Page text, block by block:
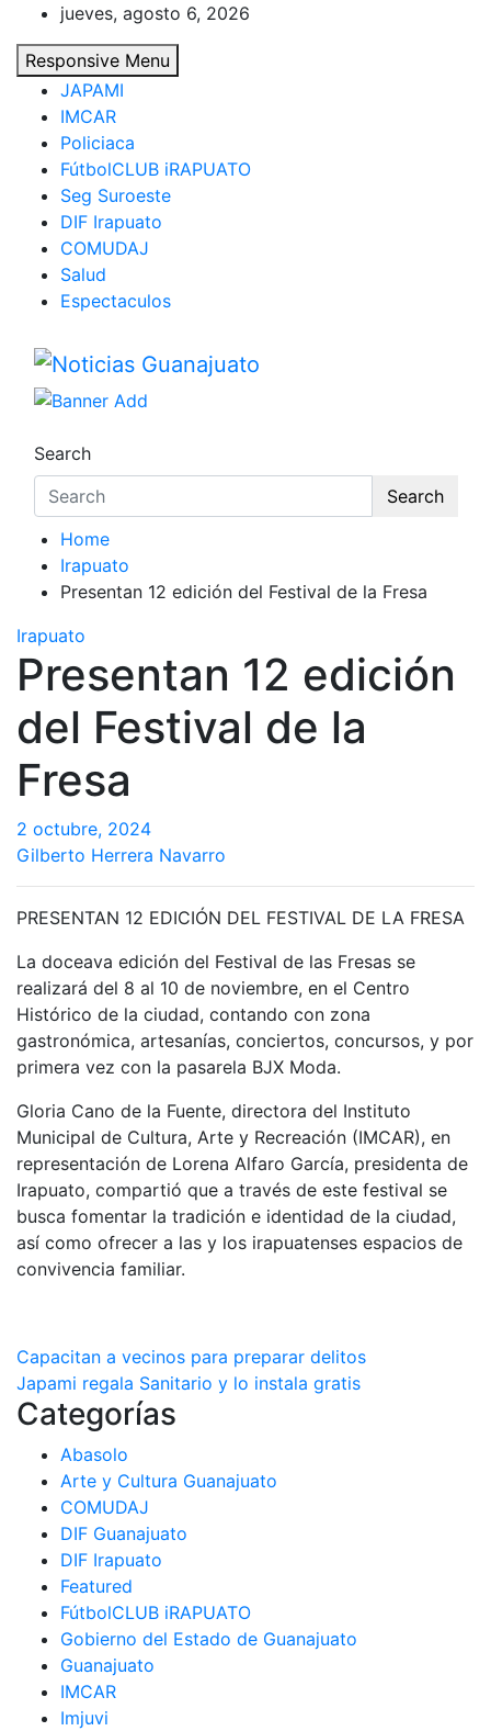
content
jueves, agosto 6, 2026
Responsive Menu
JAPAMI
IMCAR
Policiaca
FútbolCLUB iRAPUATO
Seg Suroeste
DIF Irapuato
COMUDAJ
Salud
Espectaculos
Noticias Guanajuato
Search
Search
Home
Irapuato
Presentan 12 edición del Festival de la Fresa
Irapuato
Presentan 12 edición
del Festival de la
Fresa
2 octubre, 2024
Gilberto Herrera Navarro
PRESENTAN 12 EDICIÓN DEL FESTIVAL DE LA FRESA
La doceava edición del Festival de las Fresas se
realizará del 8 al 10 de noviembre, en el Centro
Histórico de la ciudad, contando con zona
gastronómica, artesanías, conciertos, concursos, y por
primera vez con la pasarela BJX Moda.
Gloria Cano de la Fuente, directora del Instituto
Municipal de Cultura, Arte y Recreación (IMCAR), en
representación de Lorena Alfaro García, presidenta de
Irapuato, compartió que a través de este festival se
busca fomentar la tradición e identidad de la ciudad,
así como ofrecer a las y los irapuatenses espacios de
convivencia familiar.
Navegación
de
entradas
Capacitan a vecinos para preparar delitos
Japami regala Sanitario y lo instala gratis
Categorías
Abasolo
Arte y Cultura Guanajuato
COMUDAJ
DIF Guanajuato
DIF Irapuato
Featured
FútbolCLUB iRAPUATO
Gobierno del Estado de Guanajuato
Guanajuato
IMCAR
Imjuvi